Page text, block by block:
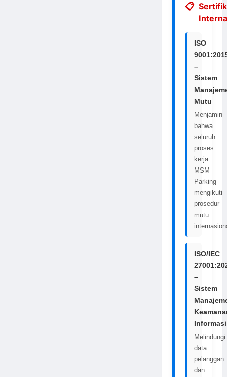
ISO
–
Sistem
Mutu
Menjamin
bahwa
seluruh
proses
kerja
MSM
Parking
mengikuti
prosedur
mutu
ISO/IEC
–
Sistem
Informasi
Melindungi
data
pelanggan
dan